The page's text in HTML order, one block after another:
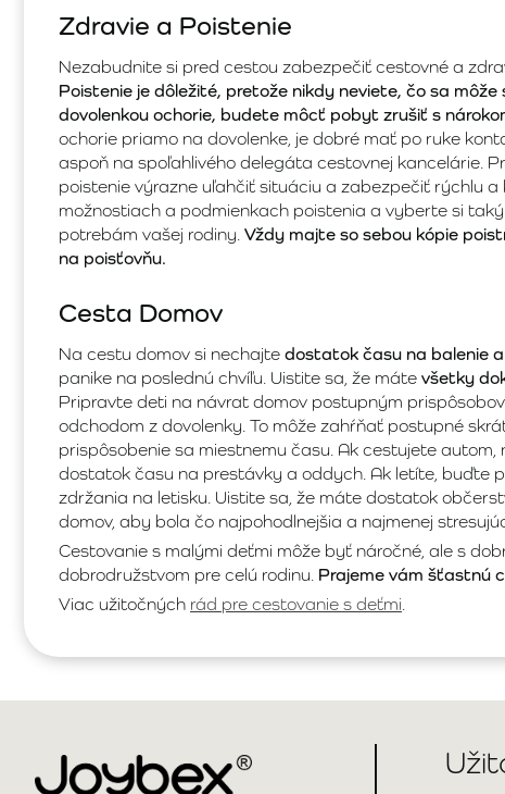
Zdravie a Poistenie
Nezabudnite si pred cestou zabezpečiť cestovné a
Poistenie je dôležité, pretože nikdy neviete, čo sa
dovolenkou ochorie, budete môcť pobyt zrušiť s
ochorie priamo na dovolenke, je dobré mať po ruke
aspoň na spoľahlivého delegáta cestovnej kancelárie.
poistenie výrazne uľahčiť situáciu a zabezpečiť rýchlu
možnostiach a podmienkach poistenia a vyberte si
potrebám vašej rodiny. Vždy majte so sebou kópie
na poisťovňu.
Cesta Domov
Na cestu domov si nechajte dostatok času na balenie
panike na poslednú chvíľu. Uistite sa, že máte všetky
Pripravte deti na návrat domov postupným
odchodom z dovolenky. To môže zahŕňať postupné
prispôsobenie sa miestnemu času. Ak cestujete
dostatok času na prestávky a oddych. Ak letíte, buďte
zdržania na letisku. Uistite sa, že máte dostatok
domov, aby bola čo najpohodlnejšia a najmenej
Cestovanie s malými deťmi môže byť náročné, ale s
dobrodružstvom pre celú rodinu. Prajeme vám šťastnú
Viac užitočných rád pre cestovanie s deťmi.